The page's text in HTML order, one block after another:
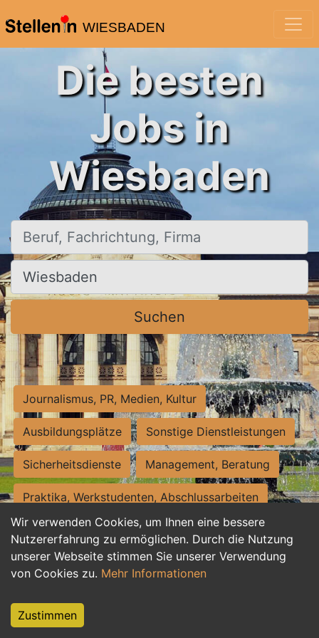
WIESBADEN
Wir verwenden Cookies, um Ihnen eine bessere
Nutzererfahrung zu ermöglichen. Durch die Nutzung
unserer Webseite stimmen Sie unserer Verwendung
von Cookies zu. Mehr Informationen
Zustimmen
Die besten
Jobs in
Wiesbaden
Beruf, Fachrichtung, Firma
Ort, Stadt
Suchen
Journalismus, PR, Medien, Kultur
Ausbildungsplätze Sonstige Dienstleistungen
Sicherheitsdienste Management, Beratung
Praktika, Werkstudenten, Abschlussarbeiten
Personalwesen Assistenz, Sekretariat
Hilfskräfte, Aushilfs- und Nebenjobs
Weiterbildung, Studium, duale Ausbildung